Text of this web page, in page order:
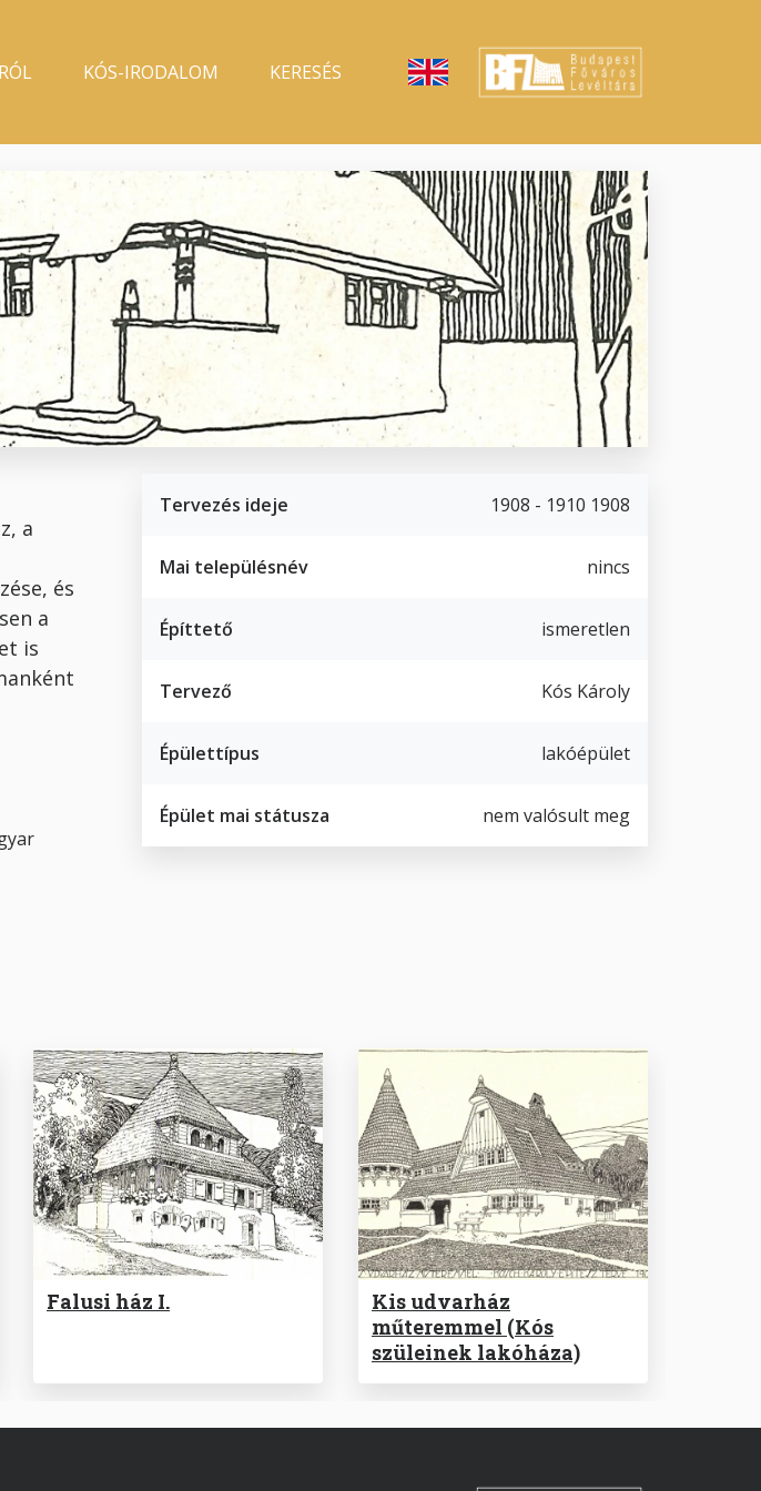
KÓS-IRODALOM KERESÉS
a
és
a
is
Tervezés ideje 1908 - 1910 1908
Mai településnév nincs
Építtető ismeretlen
Tervező Kós Károly
Épülettípus lakóépület
Épület mai státusza nem valósult meg
Falusi ház I.
Kis udvarház
műteremmel (Kós
szüleinek lakóháza)